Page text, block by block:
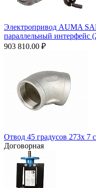
Электропривод AUMA
параллельный интерфейс
903 810.00 ₽
Отвод 45 градусов 273х 7
Договорная